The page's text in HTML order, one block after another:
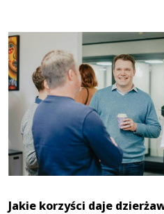
Jakie korzyści daje